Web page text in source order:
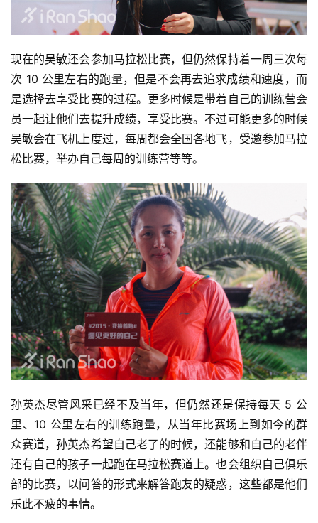
现在的吴敏还会参加马拉松比赛，但仍然保持着一周三次每
次 10 公里左右的跑量，但是不会再去追求成绩和速度，而
是选择去享受比赛的过程。更多时候是带着自己的训练营会
员一起让他们去提升成绩，享受比赛。不过可能更多的时候
吴敏会在飞机上度过，每周都会全国各地飞，受邀参加马拉
松比赛，举办自己每周的训练营等等。
孙英杰尽管风采已经不及当年，但仍然还是保持每天 5 公
里、10 公里左右的训练跑量，从当年比赛场上到如今的群
众赛道，孙英杰希望自己老了的时候，还能够和自己的老伴
还有自己的孩子一起跑在马拉松赛道上。也会组织自己俱乐
部的比赛，以问答的形式来解答跑友的疑惑，这些都是他们
乐此不疲的事情。